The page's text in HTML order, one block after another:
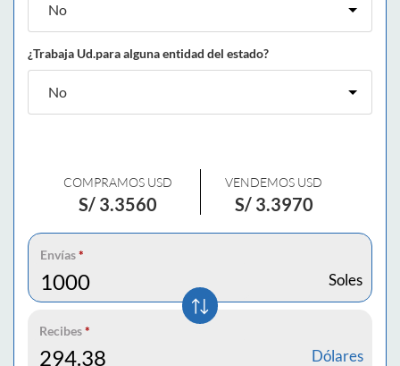
¿Trabaja Ud.para alguna entidad del estado?
COMPRAMOS USD
S/ 3.3560
VENDEMOS USD
S/ 3.3970
Envías*
Soles
Recibes*
Dólares